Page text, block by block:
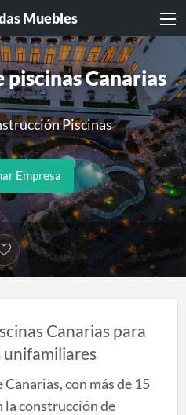
Muebles
Canarias
Piscinas
Empresa
Canarias para
unifamiliares
con más de 15
la construcción de